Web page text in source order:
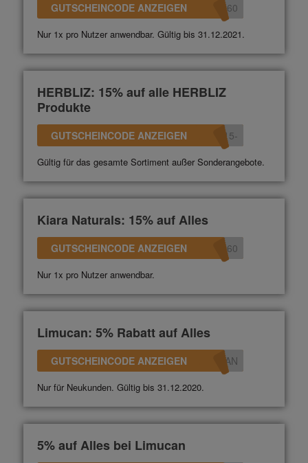
GUTSCHEINCODE ANZEIGEN 360
Nur 1x pro Nutzer anwendbar. Gültig bis 31.12.2021.
HERBLIZ: 15% auf alle HERBLIZ
Produkte
GUTSCHEINCODE ANZEIGEN -15
Gültig für das gesamte Sortiment außer Sonderangebote.
Kiara Naturals: 15% auf Alles
GUTSCHEINCODE ANZEIGEN 360
Nur 1x pro Nutzer anwendbar.
Limucan: 5% Rabatt auf Alles
GUTSCHEINCODE ANZEIGEN CAN
Nur für Neukunden. Gültig bis 31.12.2020.
5% auf Alles bei Limucan